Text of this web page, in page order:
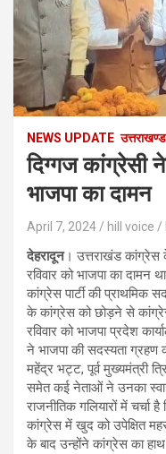
NEWS UPDATE उत्तराखण्ड
दिग्गज कांग्रेसी
भाजपा का दामन
April 7, 2024 hill voice
देहरादून। उत्तराखंड कांग्रेस
रविवार को भाजपा का दामन
कांग्रेस पार्टी की प्राथमिक
के कांग्रेस को छोड़ने से
रविवार को भाजपा प्रदेश
ने भाजपा की सदस्यता ग्रहण
महेंद्र भट्ट, पूर्व मुख्यमंत्री
समेत कई नेताओं ने उनका
राजनीतिक गलियारों में
कांग्रेस में खुद को उपेक्षित
के बाद उन्होंने कांग्रेस का